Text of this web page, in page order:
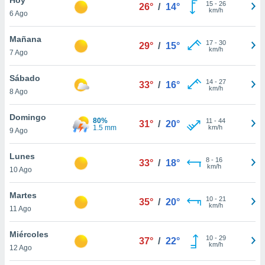
en
más
nuestra
de
cookies
aceptar
6 Ago
26° / 14° 15- 26
km/h
Mañana
7 Ago
29° / 15° 17- 30
km/h
Sábado
8 Ago
33° / 16° 14- 27
km/h
Domingo
9 Ago
80%
1.5 mm
31° / 20° 11 - 44
km/h
Lunes
10 Ago
33° / 18° 8- 16
km/h
Martes
11 Ago
35° / 20° 10- 21
km/h
Miércoles
12 Ago
37° / 22° 10- 29
km/h